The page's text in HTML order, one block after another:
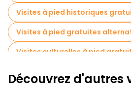
Visites à pied historiques
Visites à pied gratuites
Visites culturelles à pied
Visites à pied gratuites pour les
Découvrez d'autres